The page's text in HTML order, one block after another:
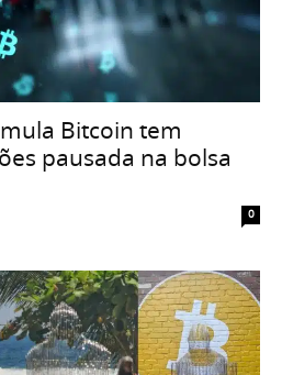
Bitcoin tem
pausada na bolsa
0